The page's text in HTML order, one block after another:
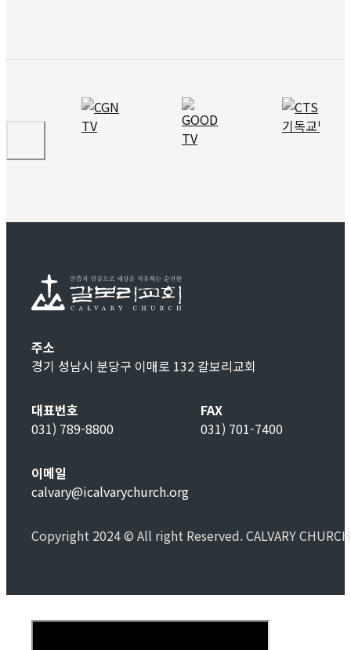
주소
경기 성남시 분당구 이매로 132 갈보리교회
대표번호
031) 789-8800
FAX
031) 701-7400
이메일
calvary@icalvarychurch.org
Copyright 2024 © All right Reserved. CALVARY CHURCH